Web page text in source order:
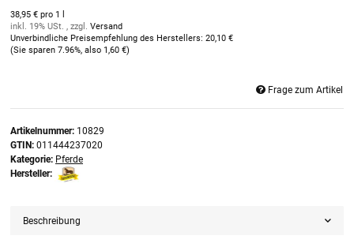
38,95 € pro 1 l
inkl. 19% USt. , zzgl. Versand
Unverbindliche Preisempfehlung des Herstellers: 20,10 €
(Sie sparen 7.96%, also 1,60 €)
Frage zum Artikel
Artikelnummer: 10829
GTIN: 011444237020
Kategorie: Pferde
Hersteller:
Beschreibung